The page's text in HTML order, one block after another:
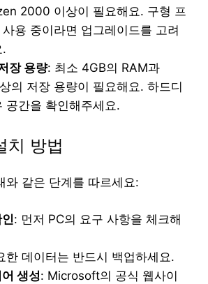
2000 이상이 필요해요. 구형 프
사용 중이라면 업그레이드를 고려
.
장 용량: 최소 4GB의 RAM과
의 저장 용량이 필요해요. 하드디
공간을 확인해주세요.
치 방법
와 같은 단계를 따르세요:
: 먼저 PC의 요구 사항을 체크해
한 데이터는 반드시 백업하세요.
생성: Microsoft의 공식 웹사이